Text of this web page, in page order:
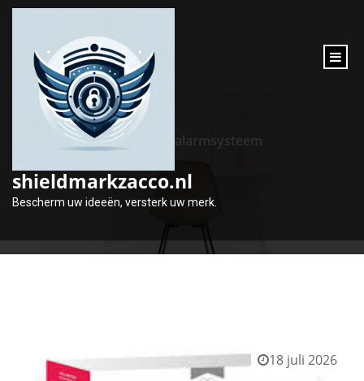
inhoud
shieldmarkzacco.nl
Bescherm uw ideeën, versterk uw merk.
Tag: alarmsysteem
18 juli 2026